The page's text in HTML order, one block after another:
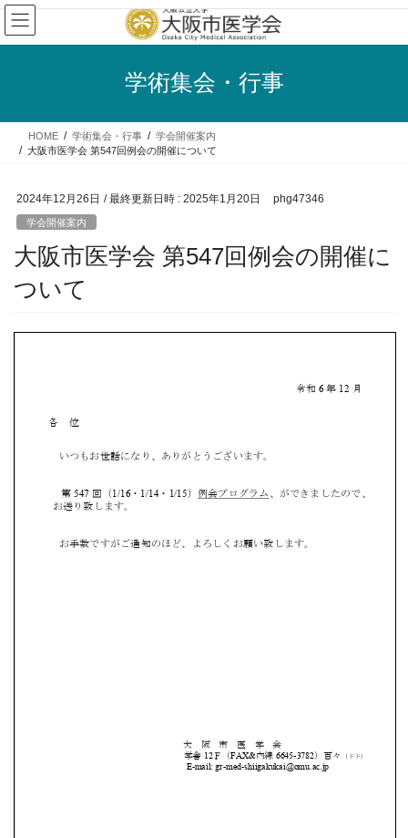
コ
ン
テ
ス
ナ
ビ
ゲ
ン
学術集会・行事
HOME 学術集会・行事
学会開催案内
大阪市医学会 第547回例会の開催について
2024年12月26日 / 最終更新日時 : 2025年1月20日 phg47346
学会開催案内
大阪市医学会 第547回例会の開催に
ついて